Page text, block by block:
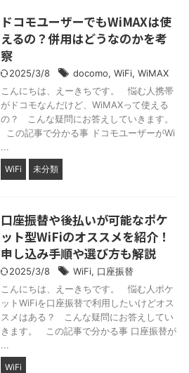
ドコモユーザーでもWiMAXは使
えるの？併用はどうなのかを考
察
2025/3/8 docomo, WiFi, WiMAX
こんにちは、えーきちです。 悩む人携帯
がドコモなんだけど、WiMAXって使える
の？ こんな疑問にお答えしていきます。
この記事で分かる事 ドコモユーザーがWi
...
WiFi 未分類
口座振替や後払いが可能なポケ
ット型WiFiのオススメを紹介！
申し込み手順や選び方も解説
2025/3/8 WiFi, 口座振替
こんにちは、えーきちです。 悩む人ポケ
ットWiFiを口座振替で利用したいけどオス
スメはある？ こんな疑問にお答えしてい
きます。 この記事で分かる事 口座振替が
...
WiFi